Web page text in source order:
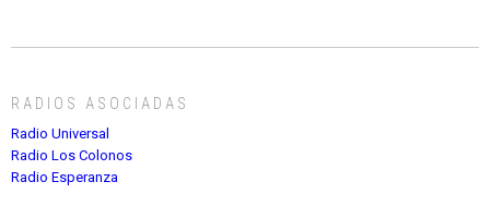
RADIOS ASOCIADAS
Radio Universal
Radio Los Colonos
Radio Esperanza